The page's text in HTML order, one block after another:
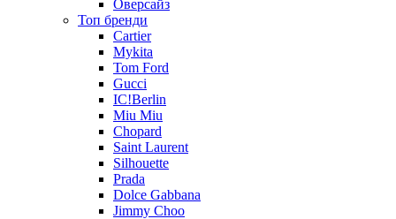
Оверсайз
Топ бренди
Cartier
Mykita
Tom Ford
Gucci
IC!Berlin
Miu Miu
Chopard
Saint Laurent
Silhouette
Prada
Dolce Gabbana
Jimmy Choo